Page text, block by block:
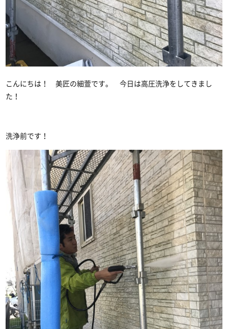
こんにちは！ 美匠の細萱です。 今日は高圧洗浄をしてきまし
た！
洗浄前です！